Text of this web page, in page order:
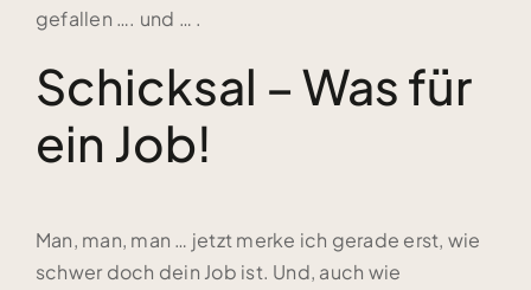
gefallen …. und … .
Schicksal – Was für
ein Job!
Man, man, man … jetzt merke ich gerade erst, wie
schwer doch dein Job ist. Und, auch wie